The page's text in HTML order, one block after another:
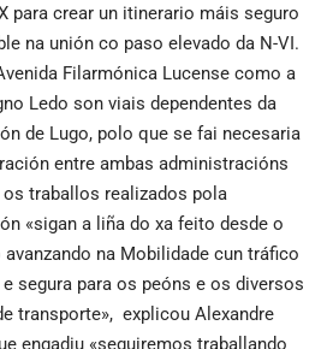
para crear un itinerario máis seguro
na unión co paso elevado da N-VI.
Filarmónica Lucense como a
Ledo son viais dependentes da
de Lugo, polo que se fai necesaria
entre ambas administracións
os traballos realizados pola
«sigan a liña do xa feito desde o
na Mobilidade cun tráfico
segura para os peóns e os diversos
transporte», explicou Alexandre
engadiu «seguiremos traballando